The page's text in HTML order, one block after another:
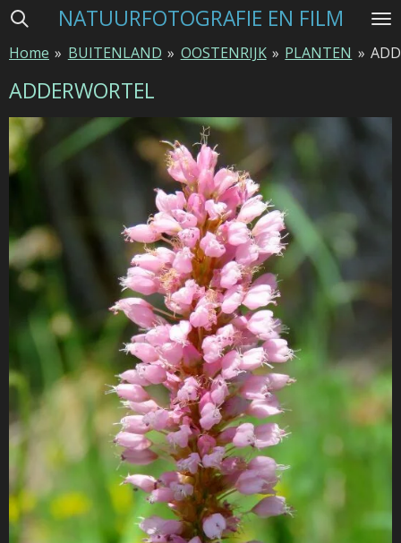
Ga
naar
de
NATUURFOTOGRAFIE EN FILM
Home » BUITENLAND » OOSTENRIJK » PLANTEN »
ADDERWORTEL